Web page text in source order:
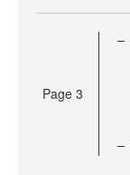
Page 3